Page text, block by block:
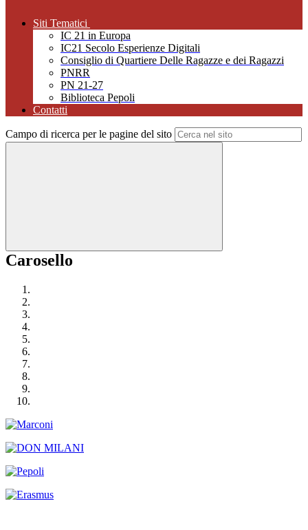
Siti Tematici
IC 21 in Europa
IC21 Secolo Esperienze Digitali
Consiglio di Quartiere Delle Ragazze e dei Ragazzi
PNRR
PN 21-27
Biblioteca Pepoli
Contatti
Campo di ricerca per le pagine del sito
Carosello